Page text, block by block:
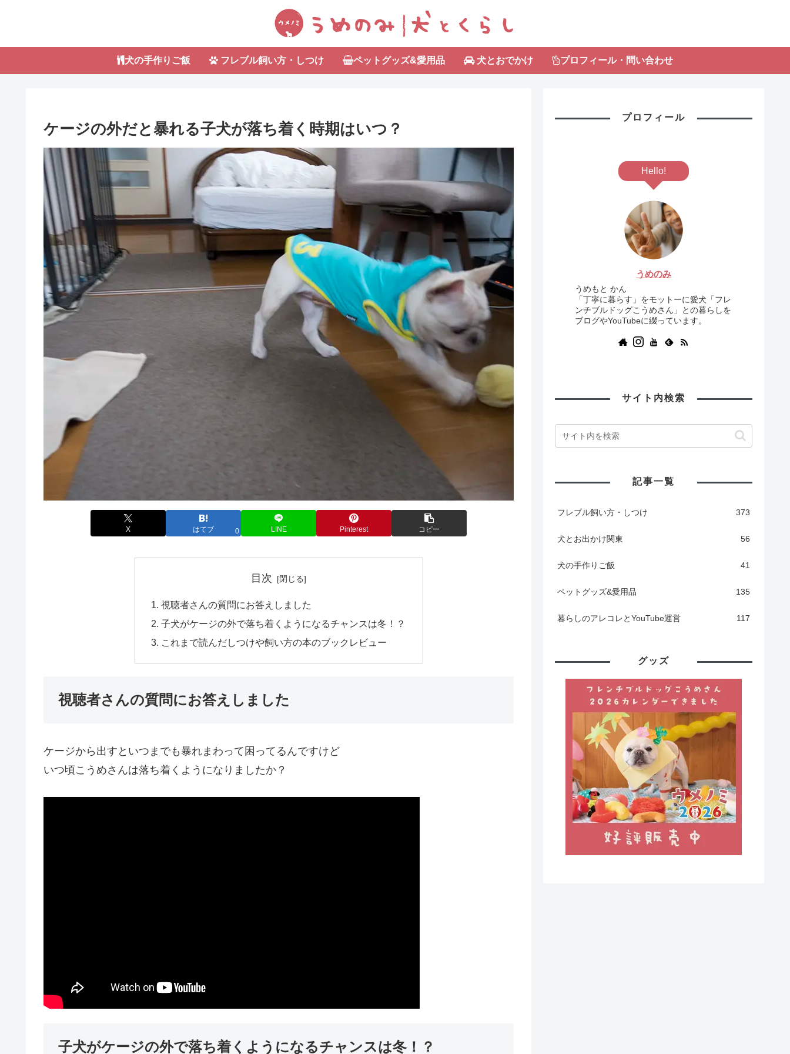
犬の手作りご飯 フレブル飼い方・しつけ ペットグッズ&愛用品 犬とおでかけ プロフィール・問い合わせ
ケージの外だと暴れる子犬が落ち着く時期はいつ？
X はてブ 0 LINE Pinterest コピー
目次
視聴者さんの質問にお答えしました
子犬がケージの外で落ち着くようになるチャンスは冬！？
これまで読んだしつけや飼い方の本のブックレビュー
視聴者さんの質問にお答えしました
ケージから出すといつまでも暴れまわって困ってるんですけど
いつ頃こうめさんは落ち着くようになりましたか？
子犬がケージの外で落ち着くようになるチャンスは冬！？
プロフィール
Hello!
うめのみ
うめもと かん
「丁寧に暮らす」をモットーに愛犬「フレ
ンチブルドッグこうめさん」との暮らしを
ブログやYouTubeに綴っています。
サイト内検索
記事一覧
フレブル飼い方・しつけ 373
犬とお出かけ関東 56
犬の手作りご飯 41
ペットグッズ&愛用品 135
暮らしのアレコレとYouTube運営 117
グッズ